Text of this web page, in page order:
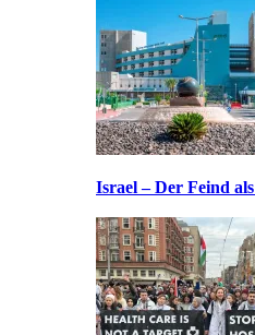
Israel – Der Feind